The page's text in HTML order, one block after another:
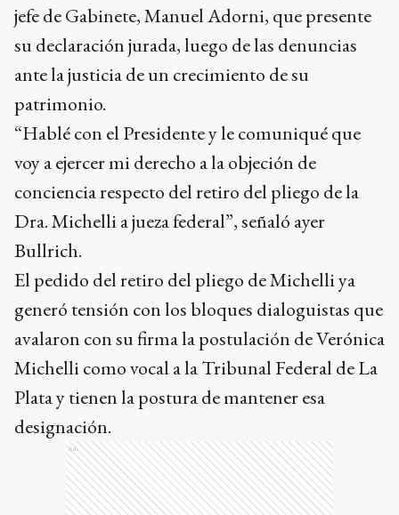
jefe de Gabinete, Manuel Adorni, que presente
su declaración jurada, luego de las denuncias
ante la justicia de un crecimiento de su
patrimonio.
“Hablé con el Presidente y le comuniqué que
voy a ejercer mi derecho a la objeción de
conciencia respecto del retiro del pliego de la
Dra. Michelli a jueza federal”, señaló ayer
Bullrich.
El pedido del retiro del pliego de Michelli ya
generó tensión con los bloques dialoguistas que
avalaron con su firma la postulación de Verónica
Michelli como vocal a la Tribunal Federal de La
Plata y tienen la postura de mantener esa
designación.
Ads